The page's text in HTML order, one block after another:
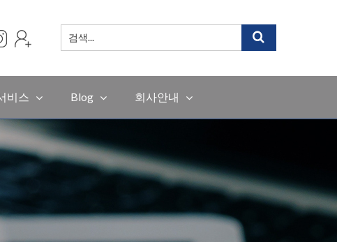
검
색
비스 Blog 회사안내